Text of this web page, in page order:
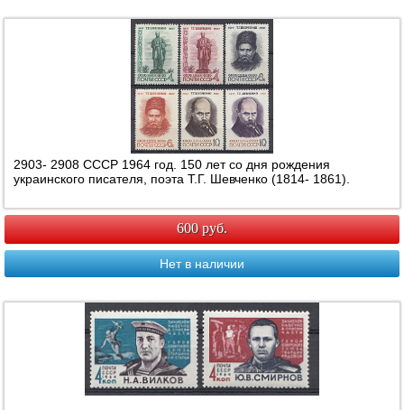
2903- 2908 СССР 1964 год. 150 лет со дня рождения
украинского писателя, поэта Т.Г. Шевченко (1814- 1861).
600 руб.
Нет в наличии